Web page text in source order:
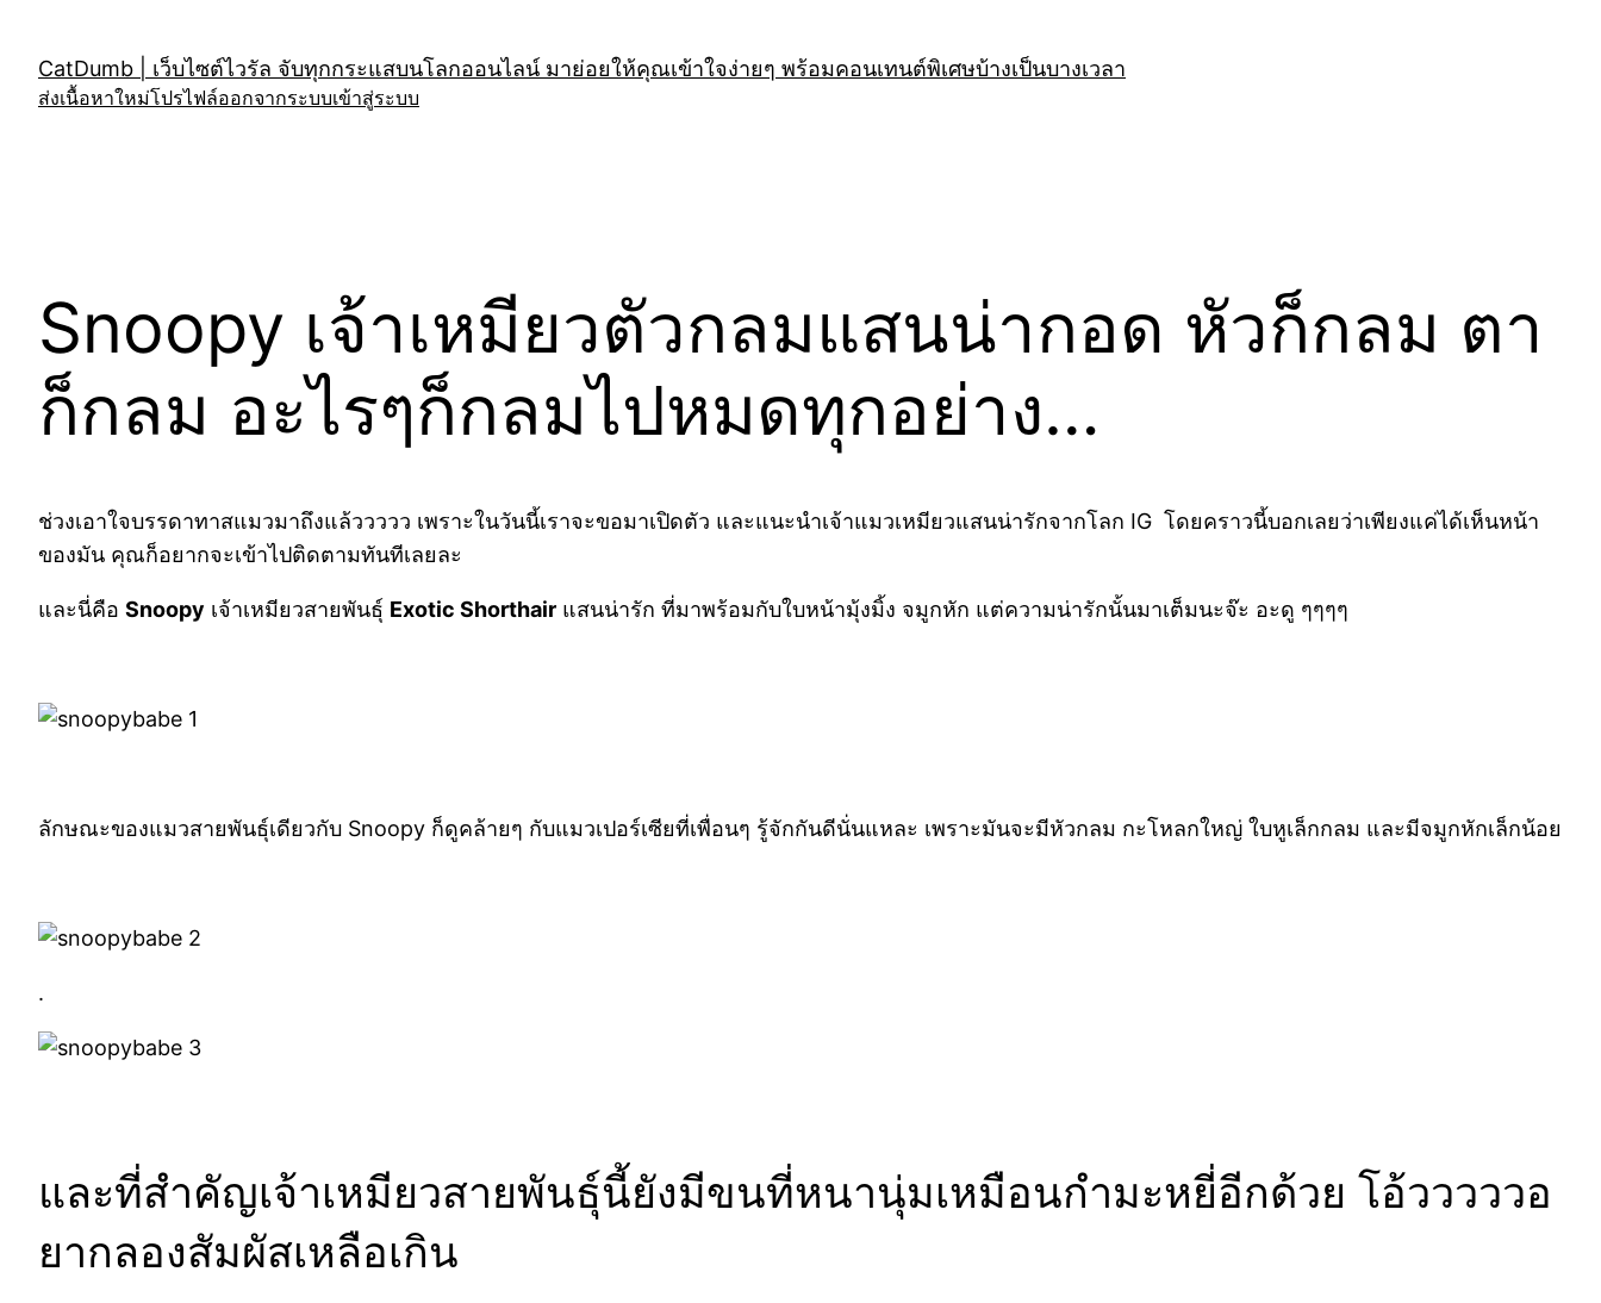
content
CatDumb | เว็บไซต์ไวรัล จับทุกกระแสบนโลกออนไลน์ มาย่อยให้คุณเข้าใจง่ายๆ พร้อมคอนเทนต์พิเศษบ้างเป็นบางเวลา
ส่งเนื้อหาใหม่โปรไฟล์ออกจากระบบเข้าสู่ระบบ
Snoopy เจ้าเหมียวตัวกลมแสนน่ากอด หัวก็กลม ตา
ก็กลม อะไรๆก็กลมไปหมดทุกอย่าง…
ช่วงเอาใจบรรดาทาสแมวมาถึงแล้ววววว เพราะในวันนี้เราจะขอมาเปิดตัว และแนะนำเจ้าแมวเหมียวแสนน่ารักจากโลก IG โดยคราวนี้บอกเลยว่าเพียงแค่ได้เห็นหน้า
ของมัน คุณก็อยากจะเข้าไปติดตามทันทีเลยละ
และนี่คือ Snoopy เจ้าเหมียวสายพันธุ์ Exotic Shorthair แสนน่ารัก ที่มาพร้อมกับใบหน้ามุ้งมิ้ง จมูกหัก แต่ความน่ารักนั้นมาเต็มนะจ๊ะ อะดู ๆๆๆๆ
ลักษณะของแมวสายพันธุ์เดียวกับ Snoopy ก็ดูคล้ายๆ กับแมวเปอร์เซียที่เพื่อนๆ รู้จักกันดีนั่นแหละ เพราะมันจะมีหัวกลม กะโหลกใหญ่ ใบหูเล็กกลม และมีจมูกหักเล็กน้อย
.
และที่สำคัญเจ้าเหมียวสายพันธุ์นี้ยังมีขนที่หนานุ่มเหมือนกำมะหยี่อีกด้วย โอ้วววววอ
ยากลองสัมผัสเหลือเกิน